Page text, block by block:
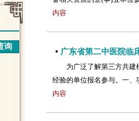
内容
• 广东省第二中医院临
为广泛了解第三方共
经验的单位报名参与。一
内容